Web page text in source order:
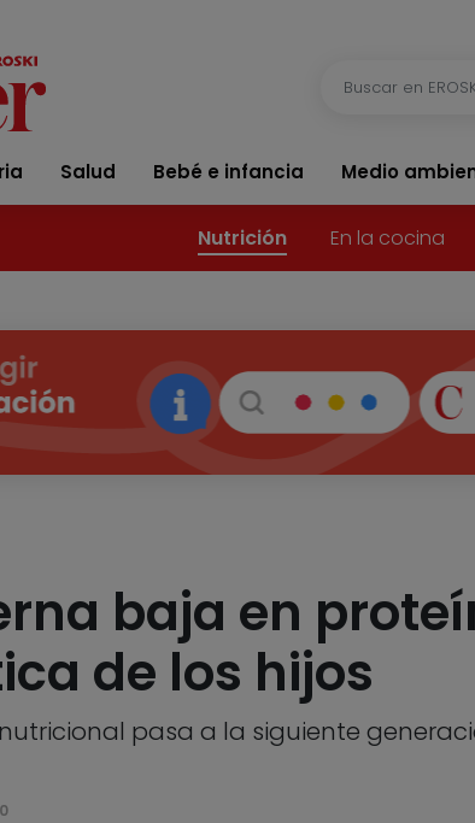
Salud Bebé e infancia Medio
Nutrición En la cocina
baja en
de los hijos
pasa a la siguiente